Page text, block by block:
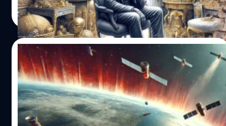
ต้นปี 2024 การเดินทางของ A23a ต้องหยุดชะงักอีกครั้งเมื่อ
เข้าไปติดอยู่ในกระแสวนในมหาสมุทรขนาดใหญ่ ทำให้มัน
หมุนอยู่กับที่เป็นเวลาหลายเดือน ก่อนจะหลุดออกมาได้ใน
เดือนธันวาคม 2024 และมุ่งหน้าขึ้นเหนือผ่านช่องแคบเดรก
(Drake Passage) ซึ่งเป็นที่รู้จักกันในนาม…
Read More
11/03/2025
MIT เตือน ! ก๊าซเรือนกระจกส่งผลต่อการ
โคจรของดาวเทียม และอาจทำให้มันชนกันแบบ
ไม่สิ้นสุด
เมื่อพูดถึงก๊าซเรือนกระจก เรามักจะนึกถึงโลกร้อน น้ำแข็งขั้ว
โลกละลาย หรืออากาศแปรปรวน ซึ่งเกิดขึ้นบนพื้นโลก หรือ